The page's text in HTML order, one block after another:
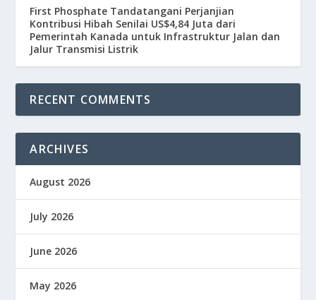
First Phosphate Tandatangani Perjanjian
Kontribusi Hibah Senilai US$4,84 Juta dari
Pemerintah Kanada untuk Infrastruktur Jalan dan
Jalur Transmisi Listrik
RECENT COMMENTS
ARCHIVES
August 2026
July 2026
June 2026
May 2026